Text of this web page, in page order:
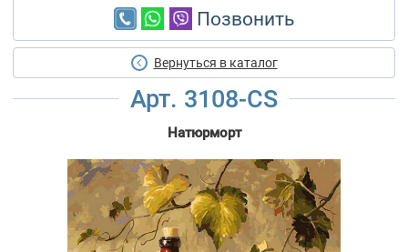
Позвонить
Вернуться в каталог
Арт. 3108-CS
Натюрморт